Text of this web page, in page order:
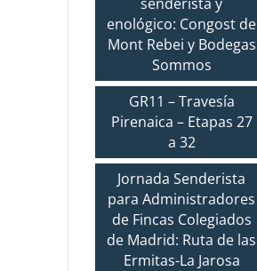
enológico: Congost de
Mont Rebei y Bodegas
Sommos
GR11 – Travesía
Pirenaica – Etapas 27
a 32
Jornada Senderista
para Administradores
de Fincas Colegiados
de Madrid: Ruta de las
Ermitas-La Jarosa